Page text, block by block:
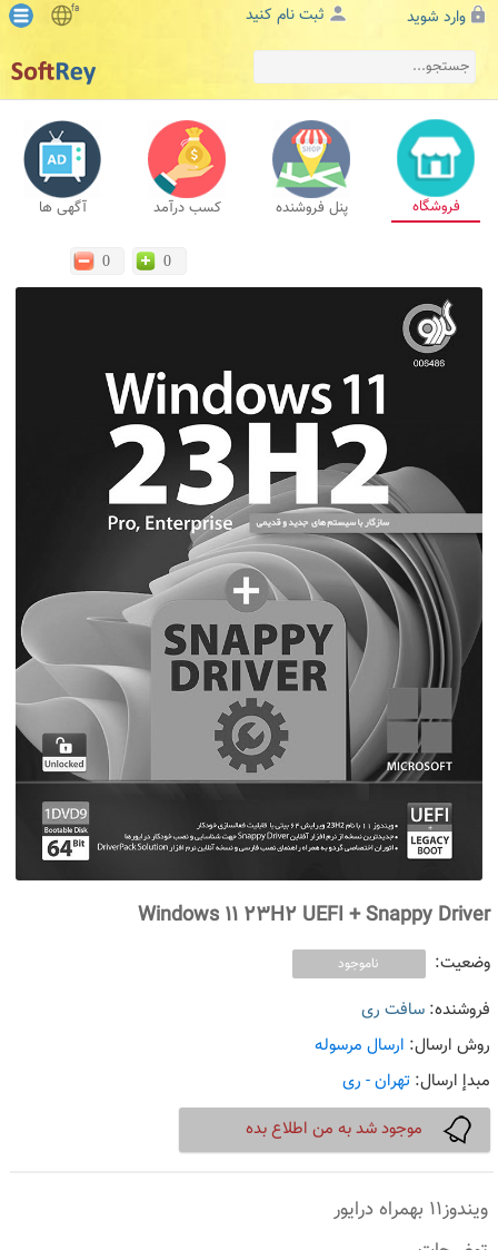
وارد شوید ثبت نام کنید fa
فروشگاه پنل فروشنده کسب درآمد آگهی ها
0 0
Windows 11 23H2 UEFI + Snappy Driver
وضعیت: ناموجود
فروشنده:سافت ری
روش ارسال: ارسال مرسوله
مبدإ ارسال: تهران - ری
موجود شد به من اطلاع بده
ویندوز11 بهمراه درایور